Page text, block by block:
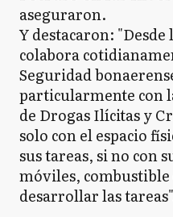
aseguraron.
Y destacaron:
colabora
Seguridad
particularmente con
de Drogas Ilícitas y
solo con el espacio
sus tareas, si no con
móviles, combustible
desarrollar las